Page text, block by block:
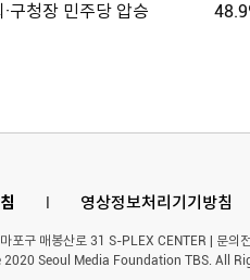
·구청장 민주당 압승
l 영상정보처리기기방침
포구 매봉산로 31 S-PLEX CENTER | 문
Seoul Media Foundation TBS. All